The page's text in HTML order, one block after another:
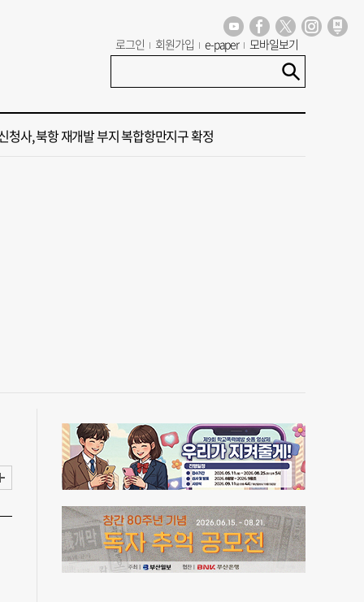
로그인 회원가입 e-paper 모바일보기
부추기는 제13호 태풍 '돌핀' 이동경로 유동적…북쪽으로 꺾일까
신청사, 북항 재개발 부지 복합항만지구 확정
이드' 자처한 한동훈…'구포데이'로 북구 알리기 총력